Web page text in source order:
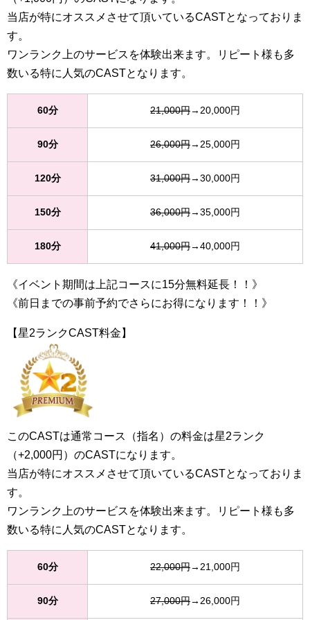
当店が特にオススメさせて頂いているCASTとなっておりま
す。
ワンランク上のサービスを体験出来ます。リピート様も多
数いる特に人気のCASTとなります。
60分 21,000円→20,000円
90分 26,000円→25,000円
120分 31,000円→30,000円
150分 36,000円→35,000円
180分 41,000円→40,000円
《イベント期間は上記コースに15分無料延長！！》
《前日までの事前予約でさらにお得になります！！》
【星2ランクCAST料金】
このCASTは通常コース（指名）の料金は星2ランク
（+2,000円）のCASTになります。
当店が特にオススメさせて頂いているCASTとなっておりま
す。
ワンランク上のサービスを体験出来ます。リピート様も多
数いる特に人気のCASTとなります。
60分 22,000円→21,000円
90分 27,000円→26,000円